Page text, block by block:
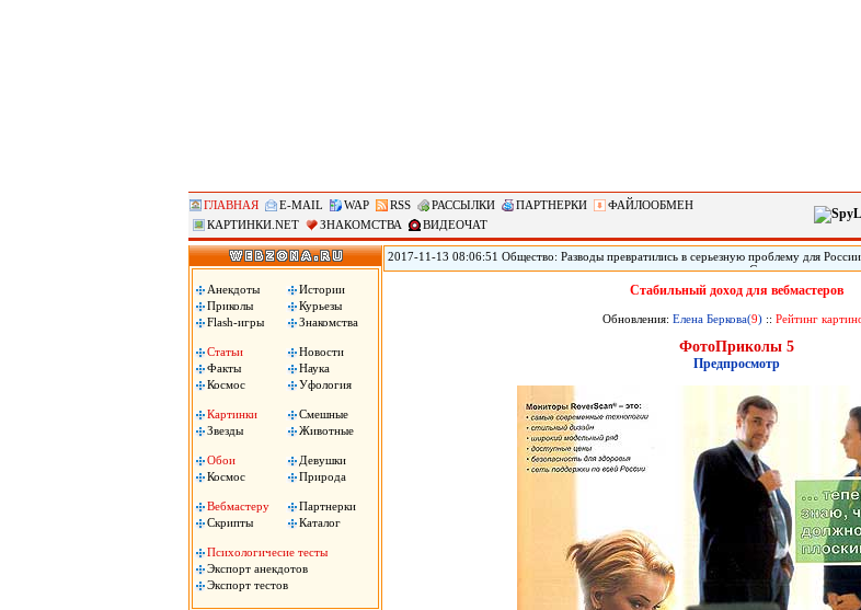
ГЛАВНАЯ E-MAIL WAP RSS РАССЫЛКИ ПАРТНЕРКИ
ФАЙЛООБМЕН
КАРТИНКИ.NET
ЗНАКОМСТВА ВИДЕОЧАТ
Анекдоты
Истории
Приколы
Курьезы
Flash-игры
Знакомства
Статьи
Новости
Факты
Наука
Космос
Уфология
Картинки
Смешные
Звезды
Животные
Обои
Девушки
Космос
Природа
Вебмастеру
Партнерки
Скрипты
Каталог
Психологичесие тесты
Экспорт анекдотов
Экспорт тестов
2017-11-13 08:06:51 Общество: Разводы превратились в серьезную проблему для
мировое лидерство по такому показателю, как количество разводов. Социологи
демографических вызовов и, как следствие, потенциальных угроз для экономики. Но
необходимо определиться с вектором его развития.Стабильный доход для вебмастеров
Обновления: Елена Беркова(9) :: Рейтинг
ФотоПриколы 5
Предпросмотр